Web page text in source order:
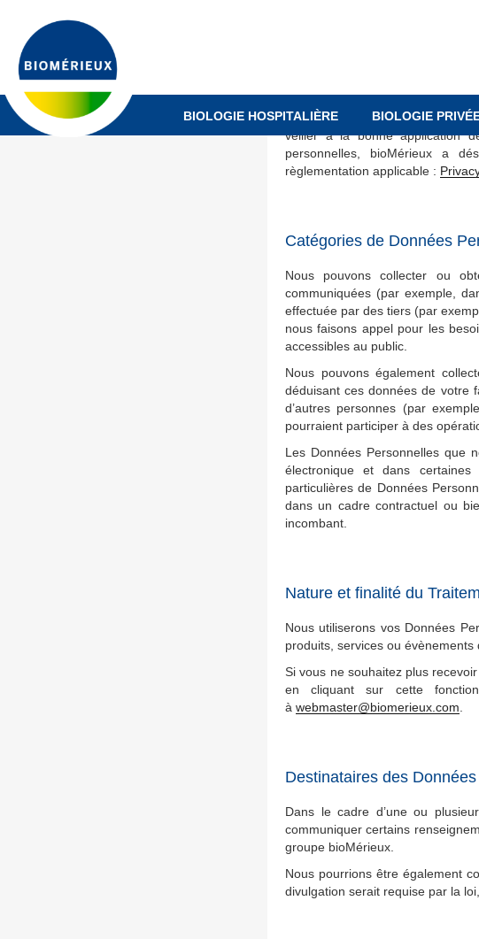
contenu
principal
BIOLOGIE HOSPITALIÈRE BIOLOGIE
votre vie privée et à gérer vos
veiller à la bonne application
personnelles, bioMérieux a
règlementation applicable :
Catégories de Données
Nous pouvons collecter ou
communiquées (par exemple,
effectuée par des tiers (par
nous faisons appel pour les
accessibles au public.
Nous pouvons également
déduisant ces données de votre
d’autres personnes (par
pourraient participer à des
Les Données Personnelles que
électronique et dans certaines
particulières de Données
dans un cadre contractuel ou
incombant.
Nature et finalité du
Nous utiliserons vos Données
produits, services ou évènements
Si vous ne souhaitez plus
en cliquant sur cette
à webmaster@biomerieux.com
Destinataires des
Dans le cadre d’une ou
communiquer certains
groupe bioMérieux.
Nous pourrions être également
divulgation serait requise par la